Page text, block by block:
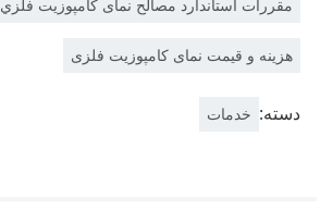
مقررات استاندارد مصالح نمای کامپوزیت فلزي
هزینه و قیمت نمای کامپوزیت فلزی
دسته: خدمات